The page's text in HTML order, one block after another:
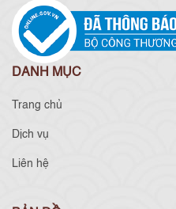
DANH MỤC
Trang chủ
Dịch vụ
Liên hệ